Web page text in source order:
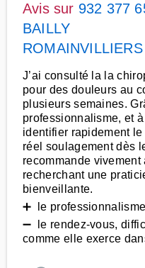
Avis sur 932 377
BAILLY
ROMAINVILLIERS
J’ai consulté la la
pour des douleurs au
plusieurs semaines.
professionnalisme, et
identifier rapidement le
réel soulagement dès
recommande
recherchant une
bienveillante.
➕ le
➖ le rendez-vous,
comme elle exerce